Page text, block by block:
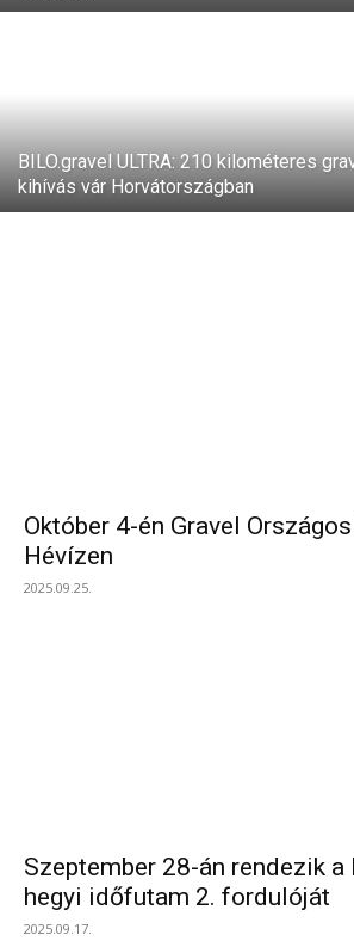
BILO.gravel ULTRA: 210 kilométeres
kihívás vár Horvátországban
Október 4-én Gravel
Hévízen
2025.09.25.
Szeptember 28-án rendezik
hegyi időfutam 2. fordulóját
2025.09.17.